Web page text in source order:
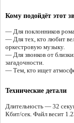
Кому подойдёт этот
— Для поклонников
— Для тех, кто любит
оркестровую музыку.
— Для звонков от
загадочности.
— Тем, кто ищет
Технические детали
Длительность — 32
Кбит/сек. Файл весит